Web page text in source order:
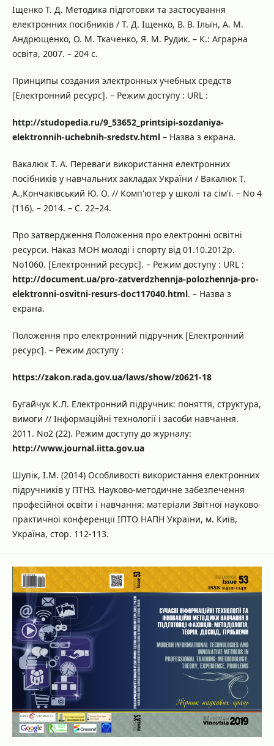
Іщенко Т. Д. Методика підготовки та застосування
електронних посібників / Т. Д. Іщенко, В. В. Ільїн, А. М.
Андрющенко, О. М. Ткаченко, Я. М. Рудик. – К.: Аграрна
освіта, 2007. – 204 с.
Принципы создания электронных учебных средств
[Електронний ресурс]. – Режим доступу : URL :
http://studopedia.ru/9_53652_printsipi-sozdaniya-
elektronnih-uchebnih-sredstv.html– Назва з екрана.
Вакалюк Т. А. Переваги використання електронних
посібників у навчальних закладах України / Вакалюк Т.
А.,Кончаківський Ю. О. // Комп'ютер у школі та сім'ї. – No 4
(116). – 2014. – С. 22–24.
Про затвердження Положення про електронні освітні
ресурси. Наказ МОН молоді і спорту від 01.10.2012р.
No1060. [Електронний ресурс]. – Режим доступу : URL :
http://document.ua/pro-zatverdzhennja-polozhennja-pro-
elektronni-osvitni-resurs-doc117040.html. – Назва з
екрана.
Положення про електронний підручник [Електронний
ресурс]. – Режим доступу :
https://zakon.rada.gov.ua/laws/show/z0621-18
Бугайчук К.Л. Електронний підручник: поняття, структура,
вимоги // Інформаційні технології і засоби навчання.
2011. No2 (22). Режим доступу до журналу:
http://www.journal.iitta.gov.ua
Шупік, І.М. (2014) Особливості використання електронних
підручників у ПТНЗ. Науково-методичне забезпечення
професійної освіти і навчання: матеріали Звітної науково-
практичної конференції ІПТО НАПН України, м. Київ,
Україна, стор. 112-113.